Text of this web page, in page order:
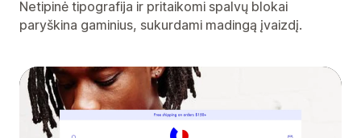
Netipinė tipografija ir pritaikomi spalvų blokai
paryškina gaminius, sukurdami madingą įvaizdį.